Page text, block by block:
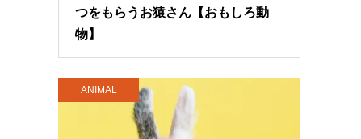
つをもらうお猿さん【おもしろ動
物】
ANIMAL